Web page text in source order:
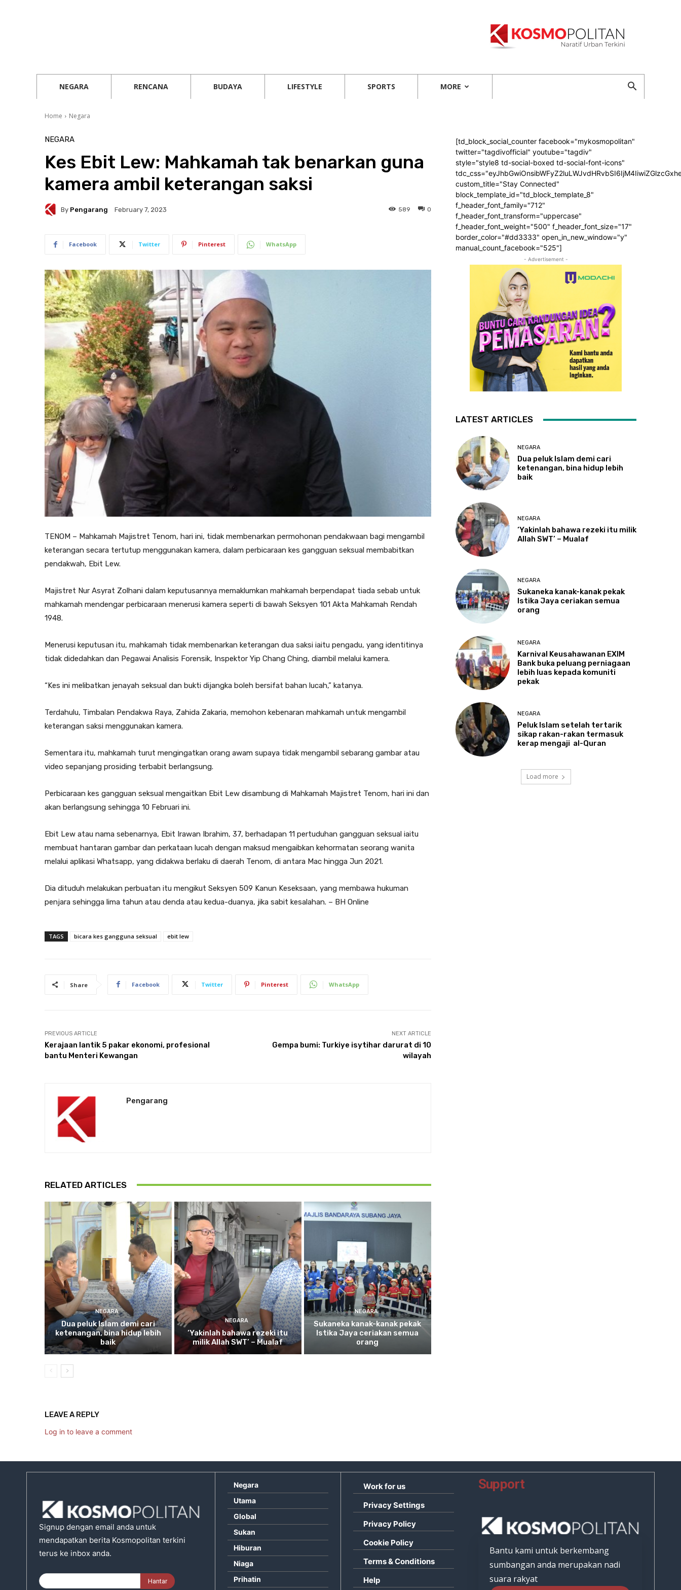
NEGARA RENCANA BUDAYA LIFESTYLE SPORTS MORE
Home Negara
NEGARA
Kes Ebit Lew: Mahkamah tak benarkan guna
kamera ambil keterangan saksi
By Pengarang February 7, 2023 0
589
Facebook Twitter Pinterest WhatsApp
TENOM – Mahkamah Majistret Tenom, hari ini, tidak membenarkan permohonan pendakwaan bagi mengambil
keterangan secara tertutup menggunakan kamera, dalam perbicaraan kes gangguan seksual membabitkan
pendakwah, Ebit Lew.
Majistret Nur Asyrat Zolhani dalam keputusannya memaklumkan mahkamah berpendapat tiada sebab untuk
mahkamah mendengar perbicaraan menerusi kamera seperti di bawah Seksyen 101 Akta Mahkamah Rendah
1948.
Menerusi keputusan itu, mahkamah tidak membenarkan keterangan dua saksi iaitu pengadu, yang identitinya
tidak didedahkan dan Pegawai Analisis Forensik, Inspektor Yip Chang Ching, diambil melalui kamera.
“Kes ini melibatkan jenayah seksual dan bukti dijangka boleh bersifat bahan lucah,” katanya.
Terdahulu, Timbalan Pendakwa Raya, Zahida Zakaria, memohon kebenaran mahkamah untuk mengambil
keterangan saksi menggunakan kamera.
Sementara itu, mahkamah turut mengingatkan orang awam supaya tidak mengambil sebarang gambar atau
video sepanjang prosiding terbabit berlangsung.
Perbicaraan kes gangguan seksual mengaitkan Ebit Lew disambung di Mahkamah Majistret Tenom, hari ini dan
akan berlangsung sehingga 10 Februari ini.
Ebit Lew atau nama sebenarnya, Ebit Irawan Ibrahim, 37, berhadapan 11 pertuduhan gangguan seksual iaitu
membuat hantaran gambar dan perkataan lucah dengan maksud mengaibkan kehormatan seorang wanita
melalui aplikasi Whatsapp, yang didakwa berlaku di daerah Tenom, di antara Mac hingga Jun 2021.
Dia dituduh melakukan perbuatan itu mengikut Seksyen 509 Kanun Keseksaan, yang membawa hukuman
penjara sehingga lima tahun atau denda atau kedua-duanya, jika sabit kesalahan. – BH Online
TAGS bicara kes gangguna seksual ebit lew
Share Facebook Twitter Pinterest WhatsApp
PREVIOUS ARTICLE
Kerajaan lantik 5 pakar ekonomi, profesional
bantu Menteri Kewangan
NEXT ARTICLE
Gempa bumi: Turkiye isytihar darurat di 10
wilayah
Pengarang
RELATED ARTICLES
NEGARA
Duapeluk Islam demi cari
ketenangan, bina hidup lebih
baik
NEGARA
‘Yakinlah bahawa rezeki itu
milik Allah SWT’ – Mualaf
NEGARA
Sukaneka kanak-kanak pekak
Istika Jaya ceriakan semua
orang
LEAVE A REPLY
Log in to leave a comment
[td_block_social_counter facebook="mykosmopolitan"
twitter="tagdivofficial" youtube="tagdiv"
style="style8 td-social-boxed td-social-font-icons"
custom_title="Stay Connected"
block_template_id="td_block_template_8"
f_header_font_family="712"
f_header_font_transform="uppercase"
f_header_font_weight="500" f_header_font_size="17"
border_color="#dd3333" open_in_new_window="y"
manual_count_facebook="525"]
- Advertisement -
LATEST ARTICLES
NEGARA
Dua peluk Islam demi cari
ketenangan, bina hidup lebih
baik
NEGARA
‘Yakinlah bahawa rezeki itu milik
Allah SWT’ – Mualaf
NEGARA
Sukaneka kanak-kanak pekak
Istika Jaya ceriakan semua
orang
NEGARA
Karnival Keusahawanan EXIM
Bank buka peluang perniagaan
lebih luas kepada komuniti
pekak
NEGARA
PelukIslam setelah tertarik
sikap rakan-rakan termasuk
kerap mengaji al-Quran
Load more
Signup dengan email anda untuk
mendapatkan berita Kosmopolitan terkini
terus ke inbox anda.
Negara
Utama
Global
Sukan
Hiburan
Niaga
Prihatin
Work for us
Privacy Settings
Privacy Policy
Cookie Policy
Terms & Conditions
Help
Support
Bantu kami untuk berkembang
sumbangan anda merupakan nadi
suara rakyat